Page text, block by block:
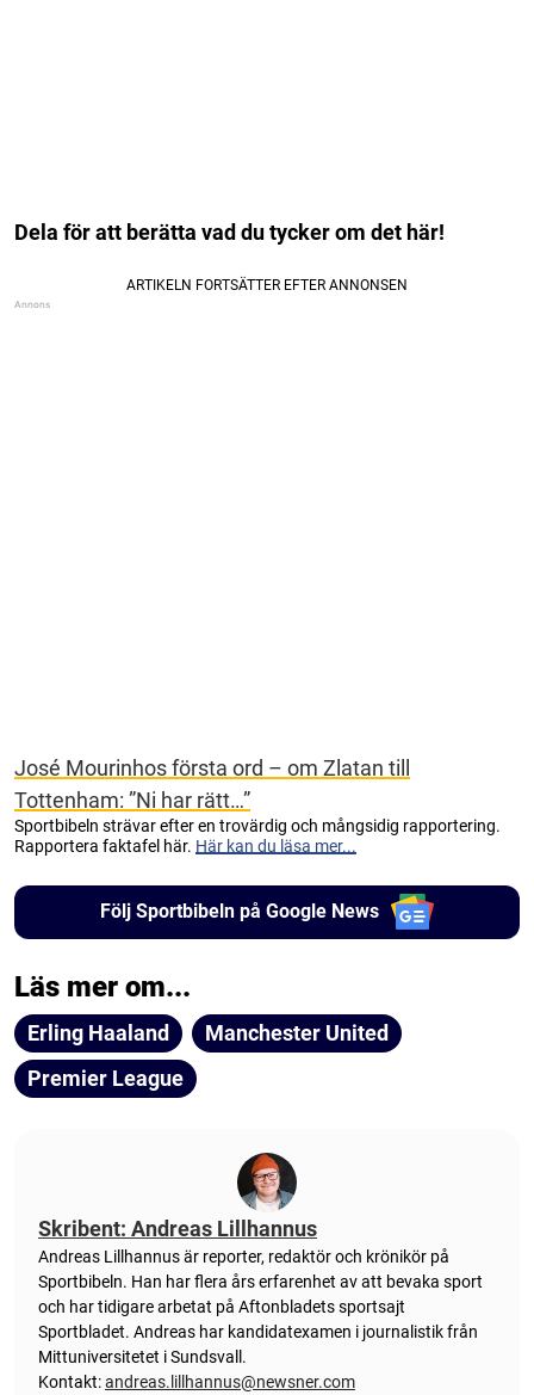
Dela för att berätta vad du tycker om det här!
José Mourinhos första ord – om Zlatan till
Tottenham: ”Ni har rätt…”
Sportbibeln strävar efter en trovärdig och mångsidig rapportering.
Rapportera faktafel här. Här kan du läsa mer...
Följ Sportbibeln på Google News
Läs mer om...
Erling Haaland
Manchester United
Premier League
Skribent: Andreas Lillhannus
Andreas Lillhannus är reporter, redaktör och krönikör på
Sportbibeln. Han har flera års erfarenhet av att bevaka sport
och har tidigare arbetat på Aftonbladets sportsajt
Sportbladet. Andreas har kandidatexamen i journalistik från
Mittuniversitetet i Sundsvall.
Kontakt:andreas.lillhannus@newsner.com